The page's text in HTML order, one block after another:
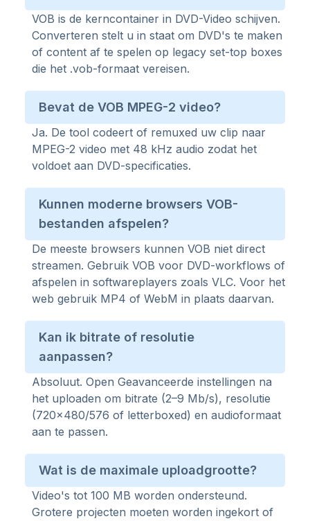
VOB is de kerncontainer in DVD-Video schijven.
Converteren stelt u in staat om DVD's te maken
of content af te spelen op legacy set-top boxes
die het .vob-formaat vereisen.
Bevat de VOB MPEG-2 video?
Ja. De tool codeert of remuxed uw clip naar
MPEG-2 video met 48 kHz audio zodat het
voldoet aan DVD-specificaties.
Kunnen moderne browsers VOB-
bestanden afspelen?
De meeste browsers kunnen VOB niet direct
streamen. Gebruik VOB voor DVD-workflows of
afspelen in softwareplayers zoals VLC. Voor het
web gebruik MP4 of WebM in plaats daarvan.
Kan ik bitrate of resolutie
aanpassen?
Absoluut. Open Geavanceerde instellingen na
het uploaden om bitrate (2–9 Mb/s), resolutie
(720×480/576 of letterboxed) en audioformaat
aan te passen.
Wat is de maximale uploadgrootte?
Video's tot 100 MB worden ondersteund.
Grotere projecten moeten worden ingekort of